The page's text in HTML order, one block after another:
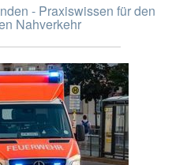
- Praxiswissen für den
Nahverkehr